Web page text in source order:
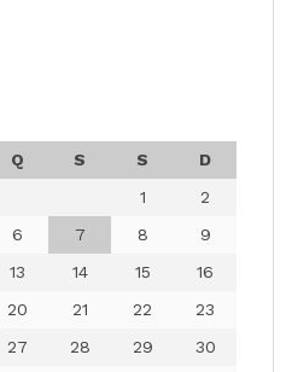
Q S S
D
1
2
6 7 8
9
13 14 15
16
20 21 22
23
27 28 29
30